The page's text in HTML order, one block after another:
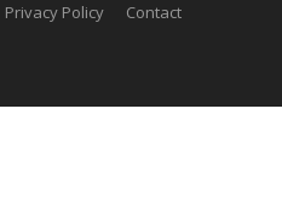
Privacy Policy Contact